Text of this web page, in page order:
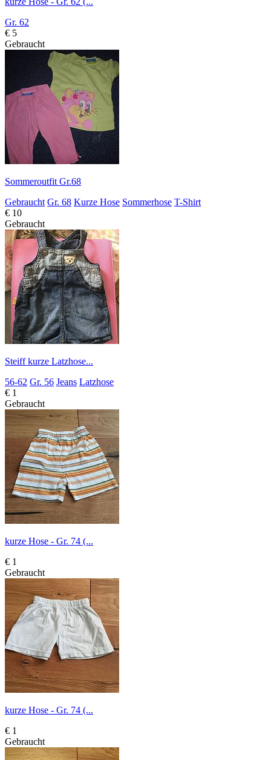
Gr. 62
€ 5
Gebraucht
Sommeroutfit Gr.68
Gebraucht Gr. 68 Kurze Hose Sommerhose T-Shirt
€ 10
Gebraucht
Steiff kurze Latzhose...
56-62 Gr. 56 Jeans Latzhose
€ 1
Gebraucht
kurze Hose - Gr. 74 (...
€ 1
Gebraucht
kurze Hose - Gr. 74 (...
€ 1
Gebraucht